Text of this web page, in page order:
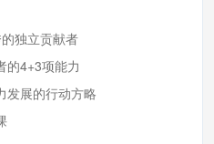
独立贡献者
4+3项能力
展的行动方略